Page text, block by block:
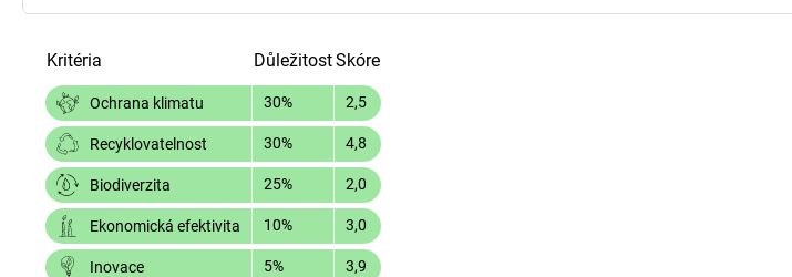
Kritéria DůležitostSkóre
Ochrana klimatu 30% 2,5
Recyklovatelnost 30% 4,8
Biodiverzita 25% 2,0
Ekonomická efektivita 10% 3,0
Inovace 5% 3,9